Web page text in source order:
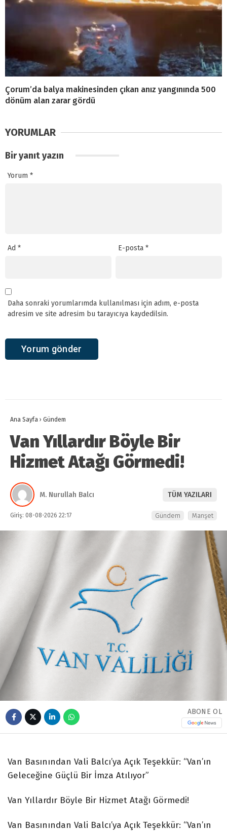
Çorum’da balya makinesinden çıkan anız yangınında 500
dönüm alan zarar gördü
YORUMLAR
Bir yanıt yazın
Yorum *
Ad * E-posta*
Daha sonraki yorumlarımda kullanılması için adım, e-posta
adresim ve site adresim bu tarayıcıya kaydedilsin.
Ana Sayfa › Gündem
Van Yıllardır Böyle Bir
Hizmet Atağı Görmedi!
M. Nurullah Balcı TÜM YAZILARI
Giriş: 08-08-2026 22:17 Gündem Manşet
ABONE OL
Van Basınından Vali Balcı’ya Açık Teşekkür: “Van’ın
Geleceğine Güçlü Bir İmza Atılıyor”
Van Yıllardır Böyle Bir Hizmet Atağı Görmedi!
Van Basınından Vali Balcı’ya Açık Teşekkür: “Van’ın